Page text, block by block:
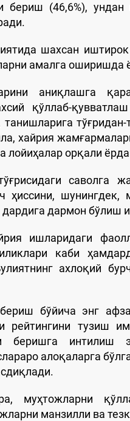
бериш (46,6%),
шахсан
амалга оширишда
аниқлашга
қўллаб-
хайрия
лойиҳалар орқали
саволга
шунингдек,
дармон бўлиш
ишларидаги
каби
ахлоқий
бўйича энг
тузиш
беришга интилиш
алоқаларга
муҳтожларни
манзилли ва